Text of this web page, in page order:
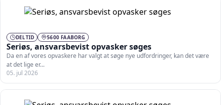
DELTID 5600 FAABORG
Seriøs, ansvarsbevist opvasker søges
Da en af vores opvaskere har valgt at søge nye udfordringer, kan det være
at det lige er…
05. jul 2026